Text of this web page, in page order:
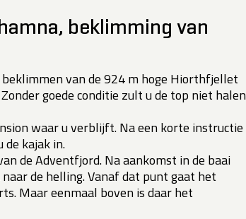
beklimming van
van de 924 m hoge Hiorthfjellet
goede conditie zult u de top niet halen
waar u verblijft. Na een korte instructie
kajak in.
de Adventfjord. Na aankomst in de baai
de helling. Vanaf dat punt gaat het
Maar eenmaal boven is daar het